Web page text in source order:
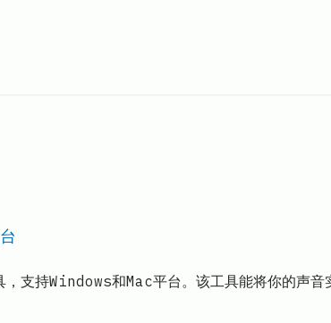
持Windows和Mac平台。该工具能将你的声音